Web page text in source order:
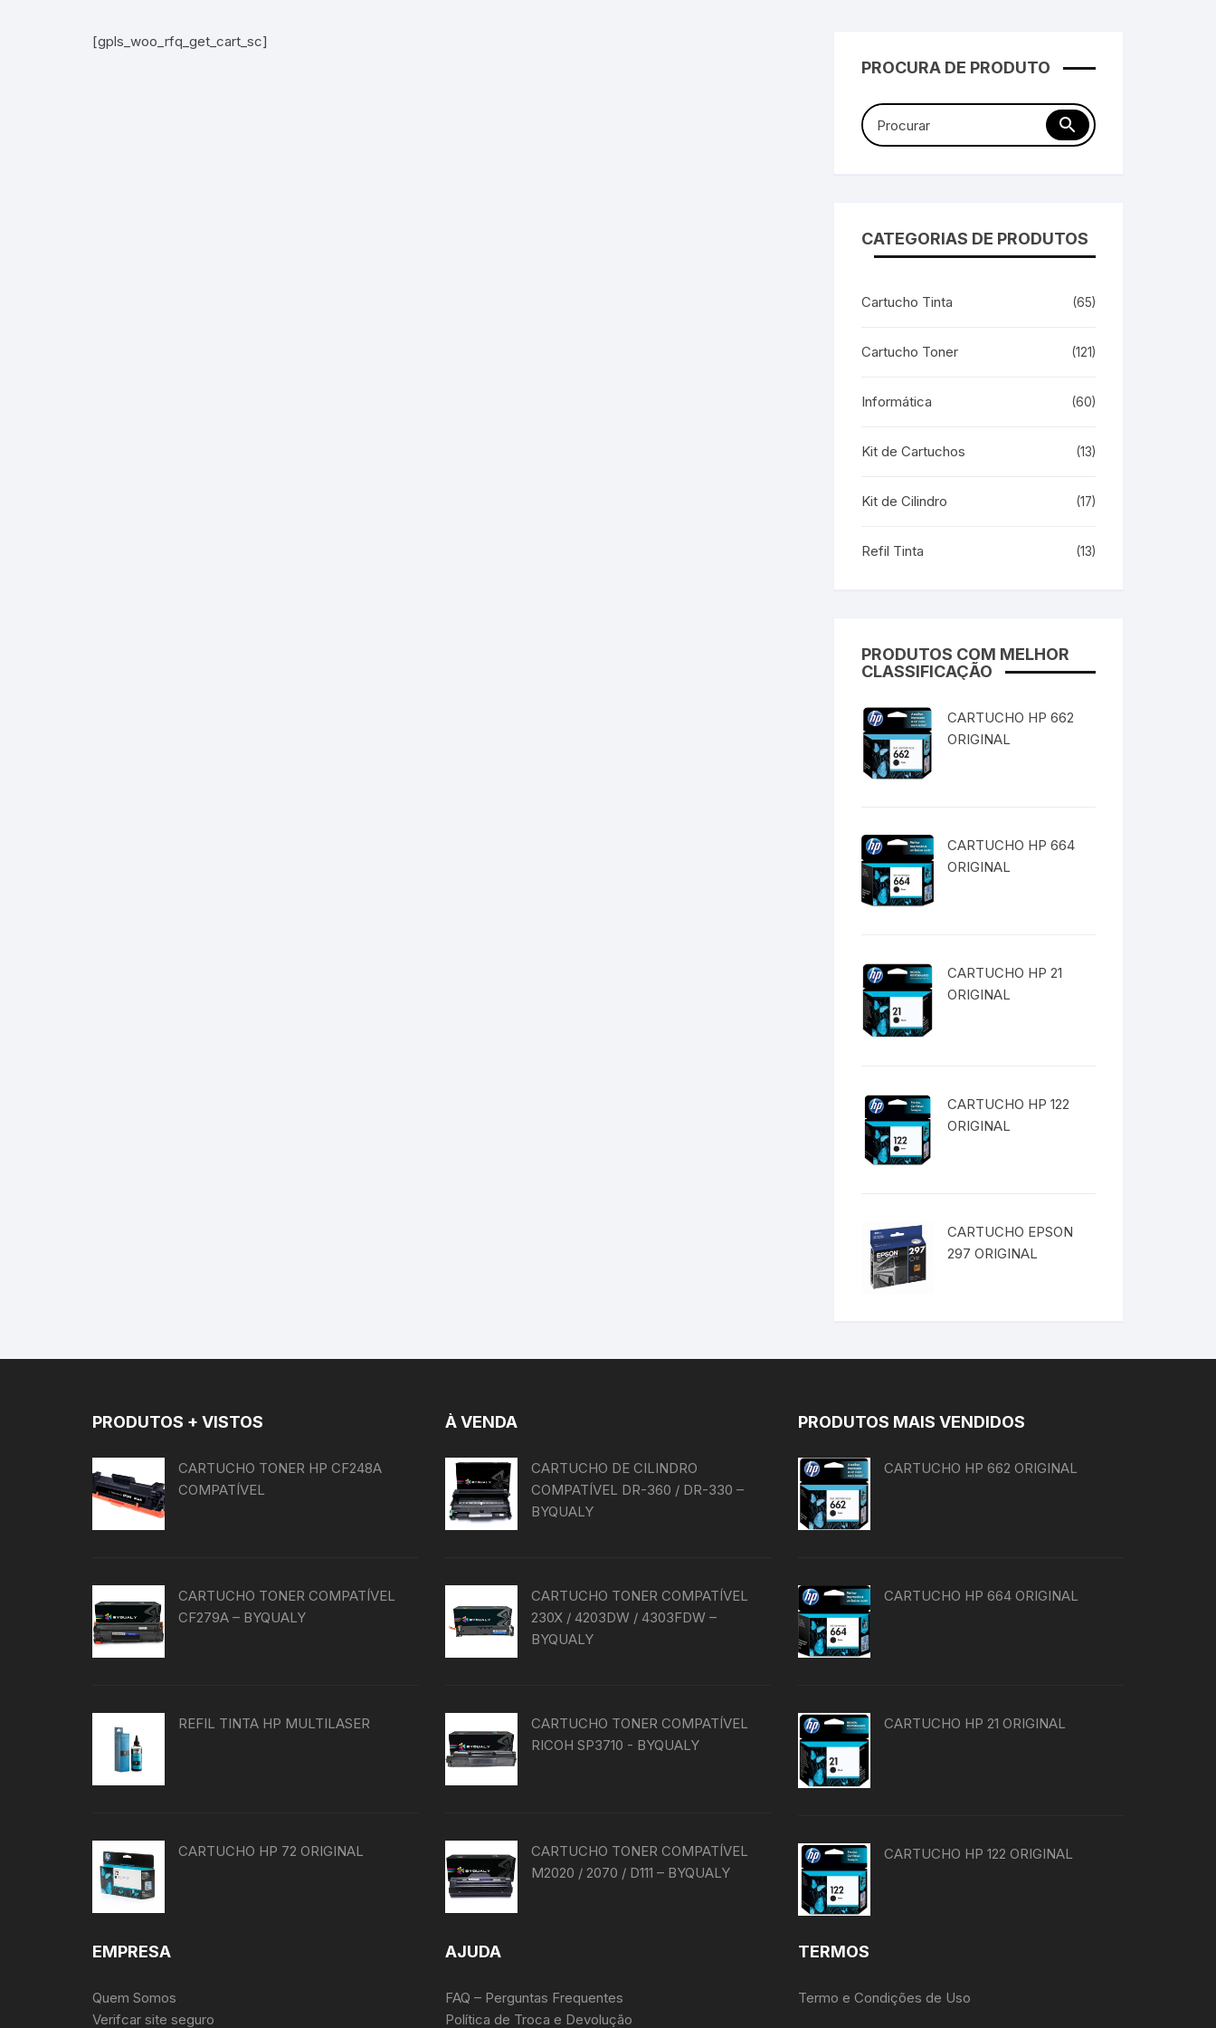
Mouse
Papel
Pilhas
Projetores
Teclado
[gpls_woo_rfq_get_cart_sc]
PROCURA DE PRODUTO
CATEGORIAS DE PRODUTOS
Cartucho Tinta (65)
Cartucho Toner (121)
Informática (60)
Kit de Cartuchos (13)
Kit de Cilindro (17)
Refil Tinta (13)
PRODUTOS COM MELHOR
CLASSIFICAÇÃO
CARTUCHO HP 662
ORIGINAL
CARTUCHO HP 664
ORIGINAL
CARTUCHO HP 21
ORIGINAL
CARTUCHO HP 122
ORIGINAL
CARTUCHO EPSON
297 ORIGINAL
PRODUTOS + VISTOS
CARTUCHO TONER HP CF248A
COMPATÍVEL
CARTUCHO TONER COMPATÍVEL
CF279A – BYQUALY
REFIL TINTA HP MULTILASER
CARTUCHO HP 72 ORIGINAL
EMPRESA
Quem Somos
Verifcar site seguro
À VENDA
CARTUCHO DE CILINDRO
COMPATÍVEL DR-360 / DR-330 –
BYQUALY
CARTUCHO TONER COMPATÍVEL
230X / 4203DW / 4303FDW –
BYQUALY
CARTUCHO TONER COMPATÍVEL
RICOH SP3710 - BYQUALY
CARTUCHO TONER COMPATÍVEL
M2020 / 2070 / D111 – BYQUALY
AJUDA
FAQ – Perguntas Frequentes
Política de Troca e Devolução
PRODUTOS MAIS VENDIDOS
CARTUCHO HP 662 ORIGINAL
CARTUCHO HP 664 ORIGINAL
CARTUCHO HP 21 ORIGINAL
CARTUCHO HP 122 ORIGINAL
TERMOS
Termo e Condições de Uso